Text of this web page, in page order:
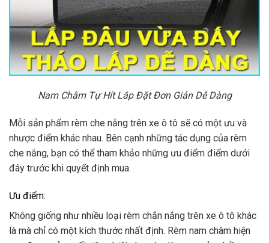
Nam Châm Tự Hít Lắp Đặt Đơn Giản Dễ Dàng
Mỗi sản phẩm rèm che nắng trên xe ô tô sẽ có một ưu và
nhược điểm khác nhau. Bên cạnh những tác dụng của rèm
che nắng, bạn có thể tham khảo những ưu điểm điểm dưới
đây trước khi quyết định mua.
Ưu điểm:
Không giống như nhiều loại rèm chắn nắng trên xe ô tô khác
là mà chỉ có một kích thước nhất định. Rèm nam châm hiện